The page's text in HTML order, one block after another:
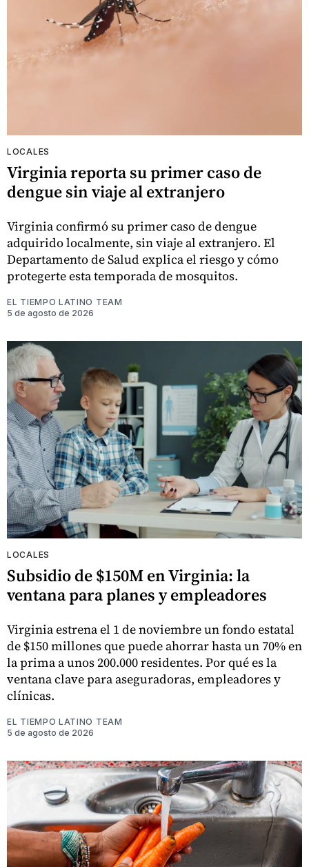
LOCALES
Virginia reporta su primer caso de
dengue sin viaje al extranjero
Virginia confirmó su primer caso de dengue
adquirido localmente, sin viaje al extranjero. El
Departamento de Salud explica el riesgo y cómo
protegerte esta temporada de mosquitos.
EL TIEMPO LATINO TEAM
5 de agosto de 2026
LOCALES
Subsidio de $150M en Virginia: la
ventana para planes y empleadores
Virginia estrena el 1 de noviembre un fondo estatal
de $150 millones que puede ahorrar hasta un 70% en
la prima a unos 200.000 residentes. Por qué es la
ventana clave para aseguradoras, empleadores y
clínicas.
EL TIEMPO LATINO TEAM
5 de agosto de 2026